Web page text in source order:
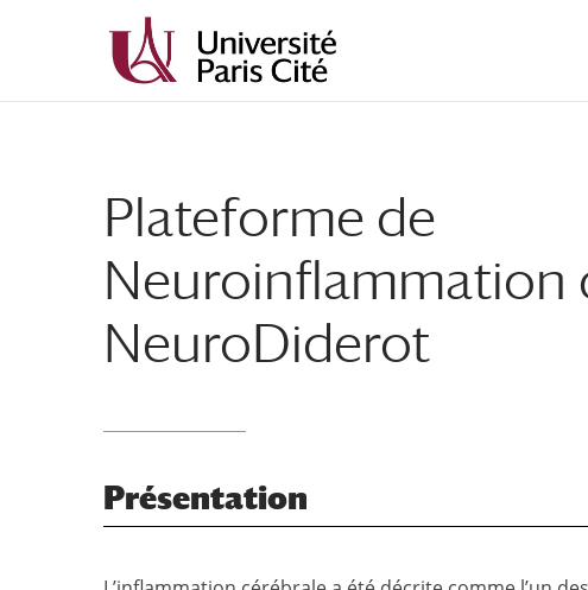
principal
navigation
Plateforme de
Neuroinflammation
NeuroDiderot
Présentation